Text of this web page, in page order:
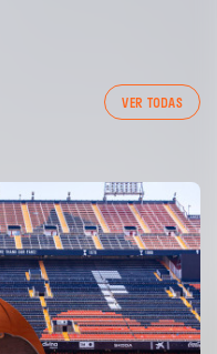
VER TODAS
CF 6/8/2026